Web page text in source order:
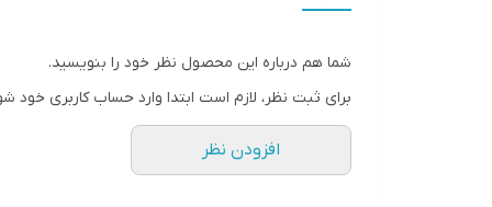
شما هم درباره این محصول نظر خود را بنویسید.
برای ثبت نظر، لازم است ابتدا وارد حساب کاربری خود
افزودن نظر